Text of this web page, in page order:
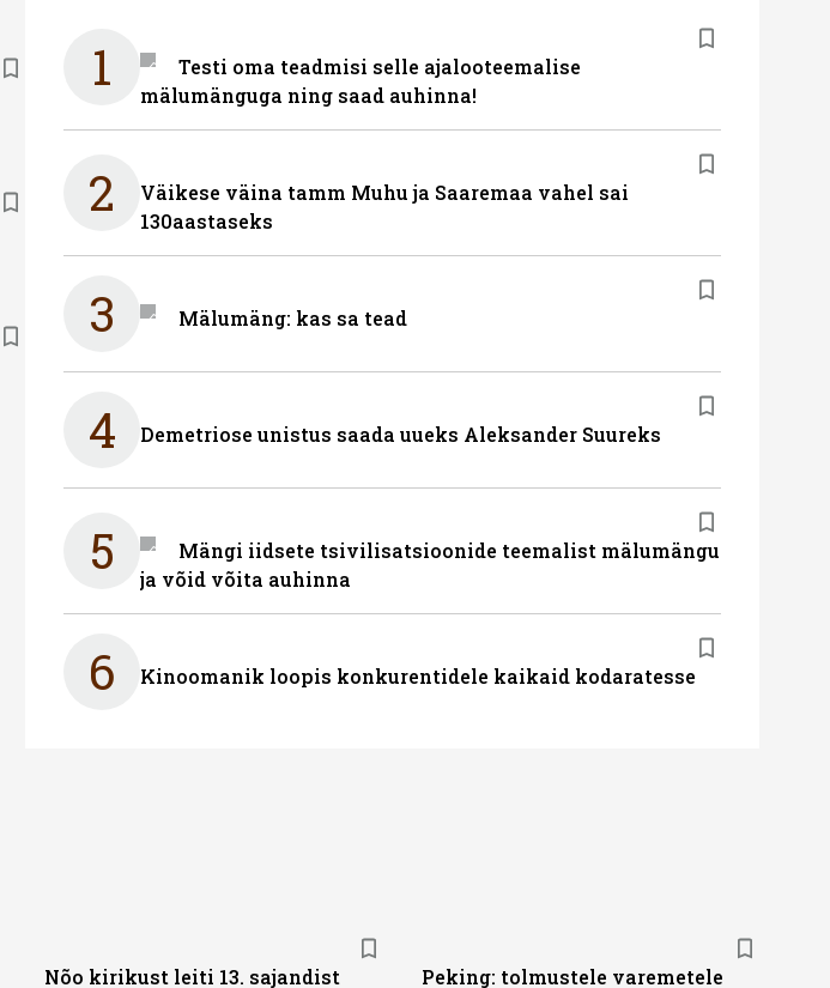
1
Testi oma teadmisi selle ajalooteemalise
mälumänguga ning saad auhinna!
2
Väikese väina tamm Muhu ja Saaremaa vahel sai
130aastaseks
3 Mälumäng: kas sa tead
4 Demetriose unistus saada uueks Aleksander Suureks
5
Mängi iidsete tsivilisatsioonide teemalist mälumängu
ja võid võita auhinna
6 Kinoomanik loopis konkurentidele kaikaid kodaratesse
Nõo kirikust leiti 13. sajandist Peking: tolmustele varemetele